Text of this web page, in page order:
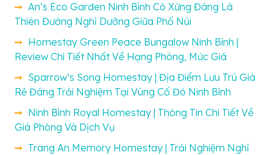
An’s Eco Garden Ninh Bình Có Xứng Đáng Là
Thiên Đường Nghỉ Dưỡng Giữa Phố Núi
Homestay Green Peace Bungalow Ninh Bình |
Review Chi Tiết Nhất Về Hạng Phòng, Mức Giá
Sparrow’s Song Homestay | Địa Điểm Lưu Trú Giá
Rẻ Đáng Trải Nghiệm Tại Vùng Cố Đô Ninh Bình
Ninh Bình Royal Homestay | Thông Tin Chi Tiết Về
Giá Phòng Và Dịch Vụ
Trang An Memory Homestay | Trải Nghiệm Nghỉ